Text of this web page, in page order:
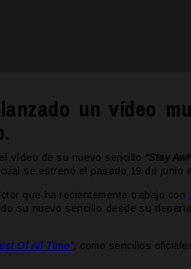
un vídeo
vídeo de su nuevo sencillo “Stay
se estrenó el pasado 19 de junio
que ha recientemente trabajo con
su nuevo sencillo desde su
Of All Time”, como sencillos